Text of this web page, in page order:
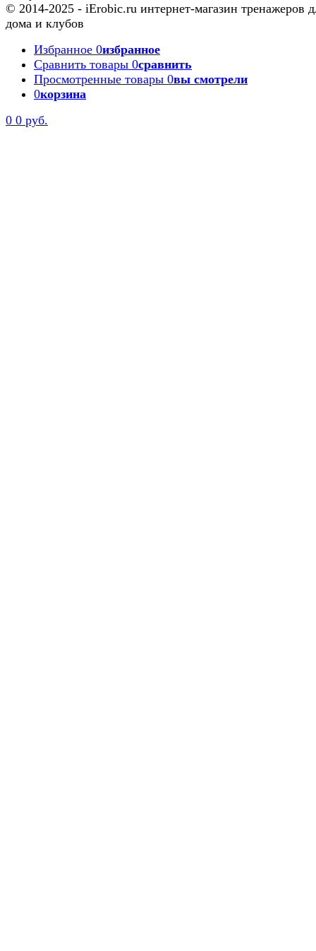
© 2014-2025 - iErobic.ru интернет-магазин тренажеров
дома и клубов
Избранное 0избранное
Сравнить товары 0сравнить
Просмотренные товары 0вы смотрели
0корзина
0 0 руб.